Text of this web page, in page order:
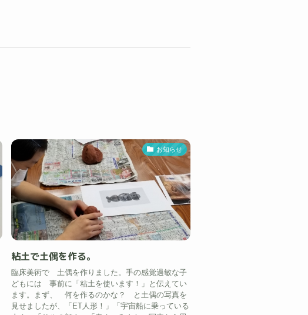
お知らせ
粘土で土偶を作る。
臨床美術で 土偶を作りました。手の感覚過敏な子
どもには 事前に「粘土を使います！」と伝えてい
ます。まず、 何を作るのかな？ と土偶の写真を
見せましたが、「ET人形！」「宇宙船に乗っている